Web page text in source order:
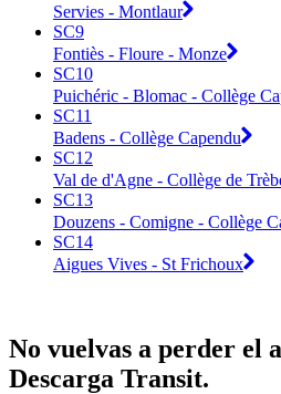
Servies - Montlaur
SC9
Fontiès - Floure - Monze
SC10
Puichéric - Blomac - Collège
SC11
Badens - Collège Capendu
SC12
Val de d'Agne - Collège de
SC13
Douzens - Comigne - Collège
SC14
Aigues Vives - St Frichoux
No vuelvas a perder el
Descarga Transit.